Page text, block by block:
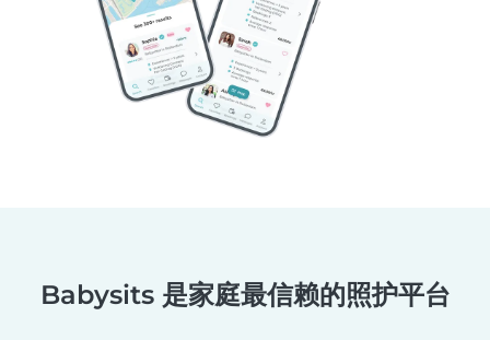
Babysits 是家庭最信赖的照护平台